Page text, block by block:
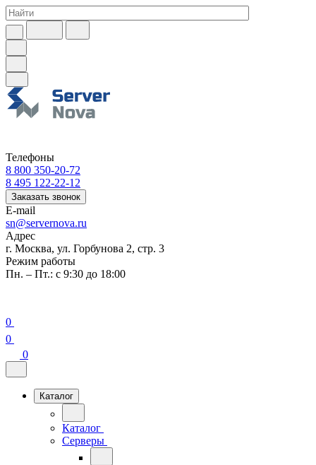
Телефоны
8 800 350-20-72
8 495 122-22-12
Заказать звонок
E-mail
sn@servernova.ru
Адрес
г. Москва, ул. Горбунова 2, стр. 3
Режим работы
Пн. – Пт.: с 9:30 до 18:00
0
0
0
Каталог
Каталог
Серверы